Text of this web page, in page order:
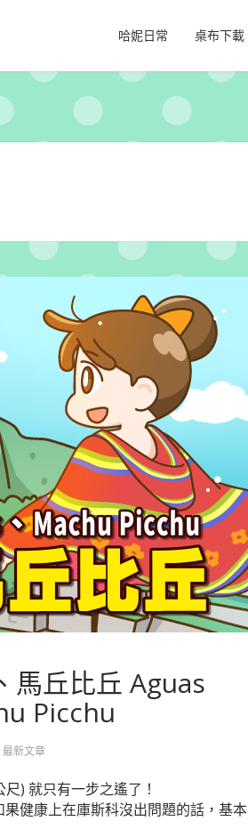
哈妮日常 桌布下載
馬丘比丘 Aguas
Picchu
最新文章
) 就只有一步之遙了！
健康上在庫斯科沒出問題的話，基本